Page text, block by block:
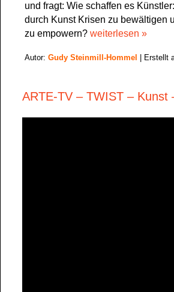
und fragt: Wie schaffen es
durch Kunst Krisen zu bewältigen
zu empowern? weiterlesen »
Autor: Gudy Steinmill-Hommel | Erstellt
ARTE-TV – TWIST – Kunst